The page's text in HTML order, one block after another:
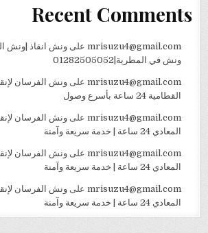
Recent Comments
mrisuzu4@gmail.comعلى ونش انقاذ |ونش
ونش في المطرية|01282505052
mrisuzu4@gmail.comعلى ونش الفرسان
القطامية 24 ساعة بأسرع وصول
mrisuzu4@gmail.comعلى ونش الفرسان
المعادي 24 ساعة | خدمة سريعة وآمنة
mrisuzu4@gmail.comعلى ونش الفرسان
المعادي 24 ساعة | خدمة سريعة وآمنة
mrisuzu4@gmail.comعلى ونش الفرسان
المعادي 24 ساعة | خدمة سريعة وآمنة